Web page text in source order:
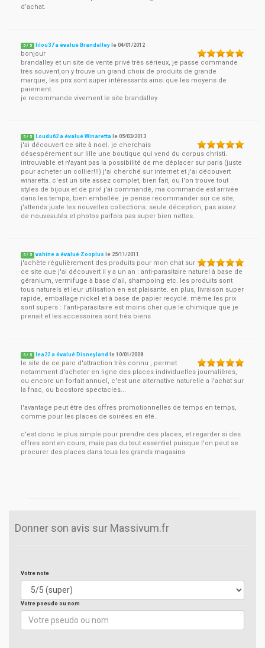
d’achat.
5 / 5 lilou37 a évalué Brandalley le04/01/2012
bonjour
brandalley et un site de vente privé très sérieux, je passe commande
très souvent,on y trouve un grand choix de produits de grande
marque, les prix sont super intéressants ainsi que les moyens de
paiement.
je recommande vivement le site brandalley
5 / 5 Loudu62 a évalué Winaretta le05/03/2013
j'ai découvert ce site à noel. je cherchais
désespérement sur lille une boutique qui vend du corpus christi.
introuvable et n'ayant pas la possibilité de me déplacer sur paris (juste
pour acheter un collier!!!) j'ai cherché sur internet et j'ai découvert
winaretta. c'est un site assez complet, bien fait, ou l'on trouve tout
styles de bijoux et de prix! j'ai commandé, ma commande est arrivée
dans les temps, bien emballée. je pense recommander sur ce site,
j'attends juste les nouvelles collections. seule déception, pas assez
de nouveautés et photos parfois pas super bien nettes.
5 / 5 vahine a évalué Zooplus le 25/11/2011
j'achète régulièrement des produits pour mon chat sur
ce site que j'ai découvert il y a un an : anti-parasitaire naturel à base de
géranium, vermifuge à base d'ail, shampoing etc. les produits sont
tous naturels et leur utilisation en est plaisante. en plus, livraison super
rapide, emballage nickel et à base de papier recyclé. même les prix
sont supers : l'anti-parasitaire est moins cher que le chimique que je
prenait et les accessoires sont très biens
5 / 5 lea22 a évalué Disneyland le10/01/2008
le site de ce parc d'attraction très connu , permet
notamment d'acheter en ligne des places individuelles journalières,
ou encore un forfait annuel, c'est une alternative naturelle a l'achat sur
la fnac, ou boostore spectacles...
l'avantage peut être des offres promotionnelles de temps en temps,
comme pour les places de soirées en été..
c'est donc le plus simple pour prendre des places, et regarder si des
offres sont en cours, mais pas du tout essentiel puisque l'on peut se
procurer des places dans tous les grands magasins
Donner son avis sur Massivum.fr
Votre note
Votre pseudo ou nom